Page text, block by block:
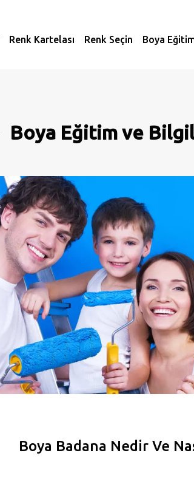
Renk Kartelası Renk Seçin Boya
Boya Eğitim ve
Boya Badana Nedir Ve